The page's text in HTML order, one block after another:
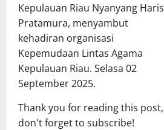
Kepulauan Riau Nyanyang Haris
Pratamura, menyambut
kehadiran organisasi
Kepemudaan Lintas Agama
Kepulauan Riau. Selasa 02
September 2025.
Thank you for reading this post,
don't forget to subscribe!